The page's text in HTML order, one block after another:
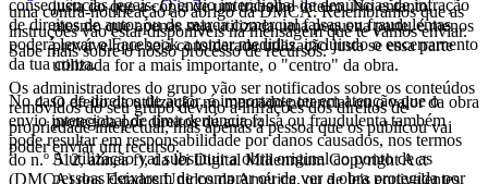
justa do que a cópia de um trabalho inteiro. No entanto,
mesmo que apenas seja utilizada uma pequena parte, é menos
provável que seja considerada utilização justa se essa parte
utilizada for a mais importante, o "centro" da obra.
O efeito da utilização no mercado potencial ou o valor da obra
protegida por direitos de autor:
A utilização vai substituir a obra original ao ponto de as
pessoas deixarem de comprar ou de ver a obra protegida por
consequências legais. O envio intencional de denúncias de infração
de direitos de autor ou de marca comercial falsas ou fraudulentas
poderá levar o Facebook a tomar medidas, incluindo o encerramento
da tua conta.
No caso de direitos de autor, é importante ter em atenção que o
envio intencional de uma denúncia falsa ou fraudulenta também
pode resultar em responsabilidade por danos causados, nos termos
do n.º 512, alínea f), da lei Digital Millennium Copyright Act
(DMCA) dos Estados Unidos da América, ou de leis equivalentes
uma contra-notificação ao abrigo da DMCA. Relembramos que as
instruções vão estar disponíveis na mensagem que te vamos enviar.
Sabe mais sobre o nosso processo de recursos.
Os administradores do grupo vão ser notificados sobre os conteúdos
removidos do seu grupo devido a infrações dos direitos de
propriedade intelectual, mas apenas a pessoa que os publicou vai
poder enviar um recurso.